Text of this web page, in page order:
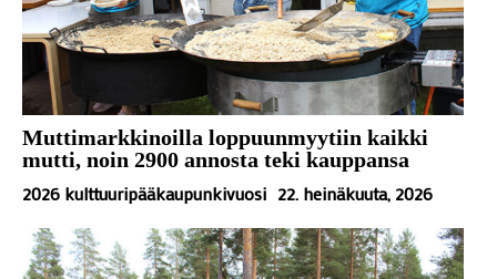
Muttimarkkinoilla loppuunmyytiin kaikki
mutti, noin 2900 annosta teki kauppansa
2026 kulttuuripääkaupunkivuosi 22. heinäkuuta, 2026